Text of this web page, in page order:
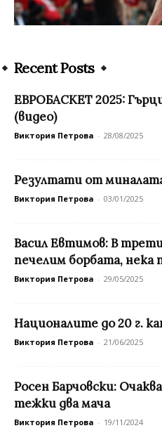
Recent Posts
ЕВРОБАСКЕТ 2025:
(видео)
Виктория Петрова - 28/08/2025
Резултати от
Виктория Петрова - 03/01/2025
Васил Евтимов: В
печелим борбата, нека
Виктория Петрова - 29/05/2025
Националите до 20 г.
Виктория Петрова - 21/06/2025
Росен Барчовски:
тежки два мача
Виктория Петрова - 19/11/2024